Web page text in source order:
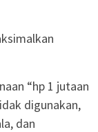
“hp 1 jutaan
digunakan,
dan